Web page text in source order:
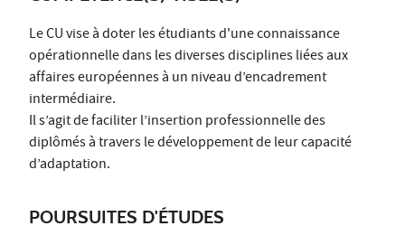
Le CU vise à doter les étudiants d'une connaissance
opérationnelle dans les diverses disciplines liées aux
affaires européennes à un niveau d’encadrement
intermédiaire.
Il s’agit de faciliter l’insertion professionnelle des
diplômés à travers le développement de leur capacité
d’adaptation.
POURSUITES D'ÉTUDES